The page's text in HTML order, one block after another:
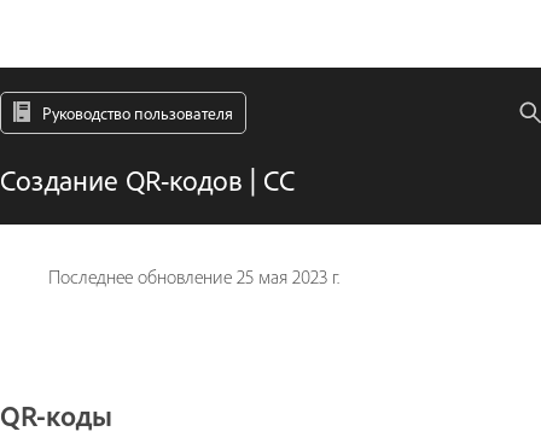
Руководство пользователя
Создание QR-кодов | CC
Последнее обновление 25 мая 2023 г.
QR-коды